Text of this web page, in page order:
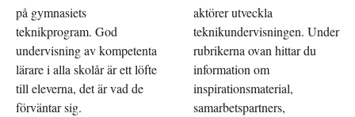
på gymnasiets
teknikprogram. God
undervisning av kompetenta
lärare i alla skolår är ett löfte
till eleverna, det är vad de
förväntar sig.
aktörer utveckla
teknikundervisningen. Under
rubrikerna ovan hittar du
information om
inspirationsmaterial,
samarbetspartners,